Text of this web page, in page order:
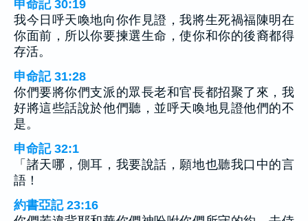
申命記 30:19
我今日呼天喚地向你作見證，我將生死禍福陳明在
你面前，所以你要揀選生命，使你和你的後裔都得
存活。
申命記 31:28
你們要將你們支派的眾長老和官長都招聚了來，我
好將這些話說於他們聽，並呼天喚地見證他們的不
是。
申命記 32:1
「諸天哪，側耳，我要說話，願地也聽我口中的言
語！
約書亞記 23:16